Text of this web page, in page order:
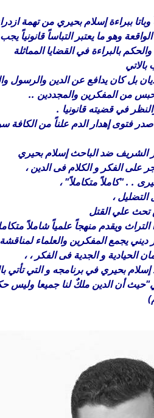
ببراءة إسلام بحيري من تهمة
وهو ما يعتبر التباساً قانونياً
بالبراءة في القضايا المماثلة
بل كان يدافع عن الدين والرسول
من المفكرين والمجددين ..
في قضيته قانونيا .
فتوى إهدار الدم علناً من الكافة
ضد الباحث إسلام بحيري
على الفكر و الكلام فى الدين ،
،
ويقدم منهجاً علمياً شاملاً
يجمع المفكرين والعلماء
الحيادية و الجدية فى الفكر ، ،
إسلام بحيري في برنامجه و التي تأتي
أن الدين ملكٌ لنا جميعا وليس